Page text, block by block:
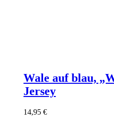
Wale auf blau,
Jersey
14,95 €